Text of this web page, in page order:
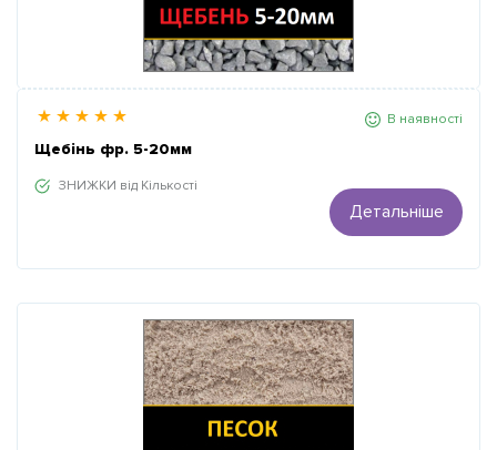
В наявності
Щебінь фр. 5-20мм
ЗНИЖКИ від Кількості
Детальніше